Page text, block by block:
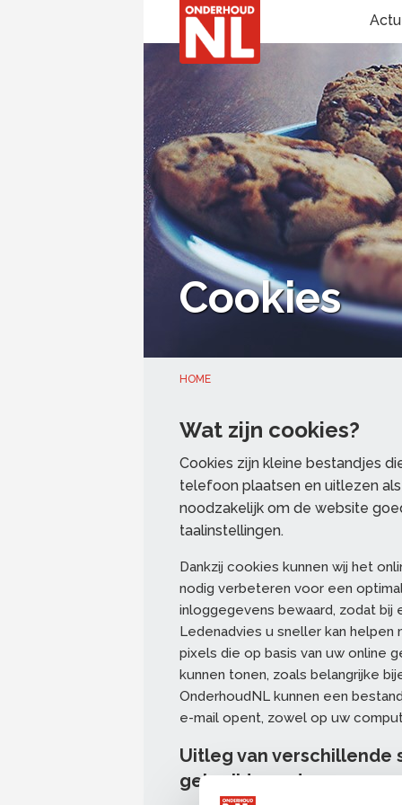
Cookies
HOME
Wat zijn cookies?
Cookies zijn kleine bestandjes
telefoon plaatsen en uitlezen
noodzakelijk om de website
taalinstellingen.
Dankzij cookies kunnen wij het
nodig verbeteren voor een
inloggegevens bewaard, zodat
Ledenadvies u sneller kan
pixels die op basis van uw online
kunnen tonen, zoals belangrijke
OnderhoudNL kunnen een
e-mail opent, zowel op uw
Uitleg van verschillende
gebruikt worden